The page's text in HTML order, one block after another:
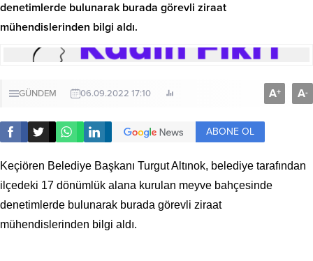
denetimlerde bulunarak burada görevli ziraat
mühendislerinden bilgi aldı.
GÜNDEM 06.09.2022 17:10 A+ A-
ABONE OL
Keçiören Belediye Başkanı Turgut Altınok, belediye tarafından
ilçedeki 17 dönümlük alana kurulan meyve bahçesinde
denetimlerde bulunarak burada görevli ziraat
mühendislerinden bilgi aldı.